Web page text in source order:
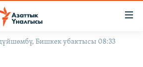
Бишкек убактысы 08:33